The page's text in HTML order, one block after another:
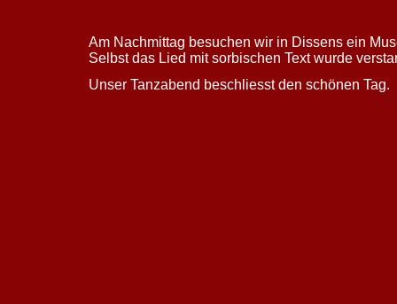
Am Nachmittag besuchen wir in Dissens ein
Selbst das Lied mit sorbischen Text wurde
Unser Tanzabend beschliesst den schönen Tag.